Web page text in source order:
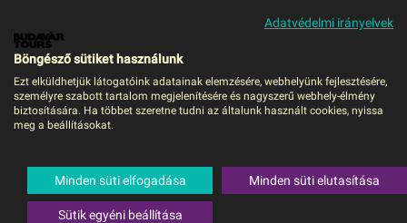
MENÜ
Puglia ízei és csodái -
Olaszország
Adatvédelmi irányelvek
Böngésző sütiket használunk
Ezt elküldhetjük látogatóink adatainak elemzésére, webhelyünk fejlesztésére,
személyre szabott tartalom megjelenítésére és nagyszerű webhely-élmény
biztosítására. Ha többet szeretne tudni az általunk használt cookies, nyissa
meg a beállításokat.
Minden süti elfogadása Minden süti elutasítása
Sütik egyéni beállítása